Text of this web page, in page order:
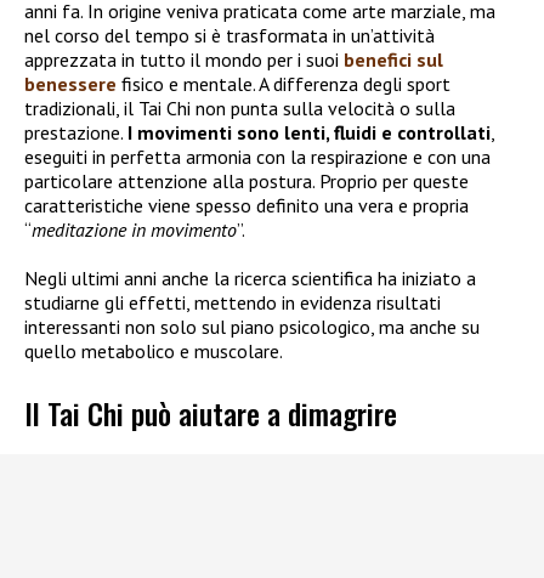
anni fa. In origine veniva praticata come arte marziale, ma
nel corso del tempo si è trasformata in un’attività
apprezzata in tutto il mondo per i suoi benefici sul
benessere fisico e mentale. A differenza degli sport
tradizionali, il Tai Chi non punta sulla velocità o sulla
prestazione. I movimenti sono lenti, fluidi e controllati,
eseguiti in perfetta armonia con la respirazione e con una
particolare attenzione alla postura. Proprio per queste
caratteristiche viene spesso definito una vera e propria
“meditazione in movimento”.
Negli ultimi anni anche la ricerca scientifica ha iniziato a
studiarne gli effetti, mettendo in evidenza risultati
interessanti non solo sul piano psicologico, ma anche su
quello metabolico e muscolare.
Il Tai Chi può aiutare a dimagrire